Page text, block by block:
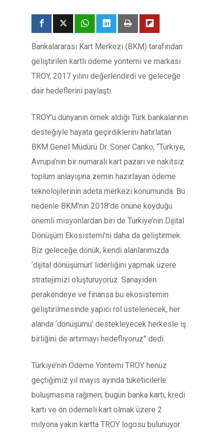
Bankalararası Kart Merkezi (BKM) tarafından
geliştirilen kartlı ödeme yöntemi ve markası
TROY, 2017 yılını değerlendirdi ve geleceğe
dair hedeflerini paylaştı.
TROY’u dünyanın örnek aldığı Türk bankalarının
desteğiyle hayata geçirdiklerini hatırlatan
BKM Genel Müdürü Dr. Soner Canko, “Türkiye,
Avrupa’nın bir numaralı kart pazarı ve nakitsiz
toplum anlayışına zemin hazırlayan ödeme
teknolojilerinin adeta merkezi konumunda. Bu
nedenle BKM’nin 2018’de önüne koyduğu
önemli misyonlardan biri de Türkiye’nin Dijital
Dönüşüm Ekosistemi’ni daha da geliştirmek.
Biz geleceğe dönük, kendi alanlarımızda
‘dijital dönüşümün’ liderliğini yapmak üzere
stratejimizi oluşturuyoruz. Sanayiden
perakendeye ve finansa bu ekosistemin
geliştirilmesinde yapıcı rol üstelenecek, her
alanda ‘dönüşümü’ destekleyecek herkesle iş
birliğini de artırmayı hedefliyoruz” dedi.
Türkiye’nin Ödeme Yöntemi TROY henüz
geçtiğimiz yıl mayıs ayında tüketicilerle
buluşmasına rağmen; bugün banka kartı, kredi
kartı ve ön ödemeli kart olmak üzere 2
milyona yakın kartta TROY logosu bulunuyor.